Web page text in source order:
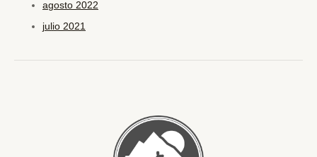
agosto 2022
julio 2021